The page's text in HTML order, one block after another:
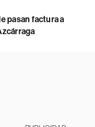
pasan factura a